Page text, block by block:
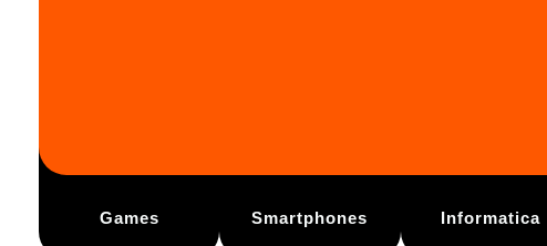
Games Smartphones Informatica